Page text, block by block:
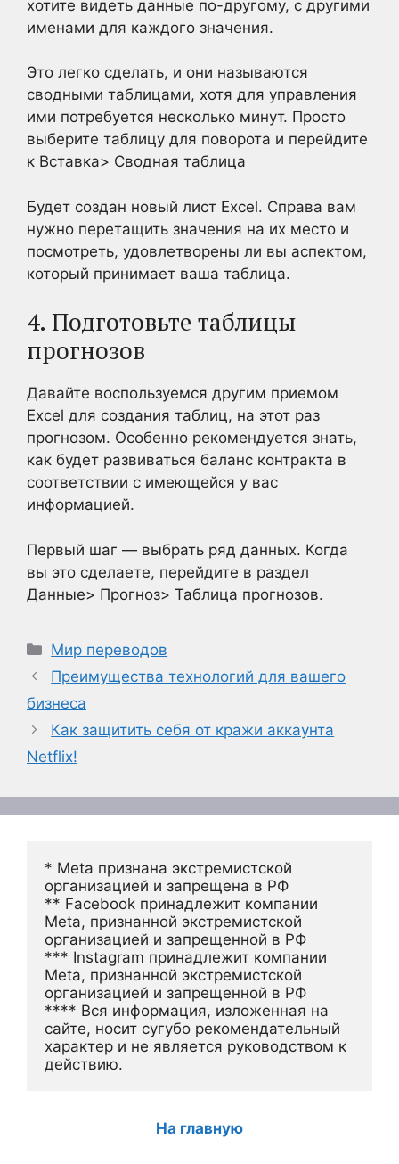
хотите видеть данные по-другому, с другими
именами для каждого значения.
Это легко сделать, и они называются
сводными таблицами, хотя для управления
ими потребуется несколько минут. Просто
выберите таблицу для поворота и перейдите
к Вставка> Сводная таблица
Будет создан новый лист Excel. Справа вам
нужно перетащить значения на их место и
посмотреть, удовлетворены ли вы аспектом,
который принимает ваша таблица.
4. Подготовьте таблицы
прогнозов
Давайте воспользуемся другим приемом
Excel для создания таблиц, на этот раз
прогнозом. Особенно рекомендуется знать,
как будет развиваться баланс контракта в
соответствии с имеющейся у вас
информацией.
Первый шаг — выбрать ряд данных. Когда
вы это сделаете, перейдите в раздел
Данные> Прогноз> Таблица прогнозов.
Рубрики
Мир переводов
Преимущества технологий для вашего
бизнеса
Как защитить себя от кражи аккаунта
Netflix!
* Meta признана экстремистской
организацией и запрещена в РФ
** Facebook принадлежит компании
Meta, признанной экстремистской
организацией и запрещенной в РФ
*** Instagram принадлежит компании
Meta, признанной экстремистской
организацией и запрещенной в РФ
**** Вся информация, изложенная на
сайте, носит сугубо рекомендательный
характер и не является руководством к
действию.
На главную